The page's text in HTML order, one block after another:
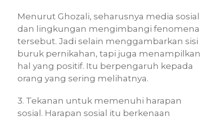
Menurut Ghozali, seharusnya media sosial
dan lingkungan mengimbangi fenomena
tersebut. Jadi selain menggambarkan sisi
buruk pernikahan, tapi juga menampilkan
hal yang positif. Itu berpengaruh kepada
orang yang sering melihatnya.
3. Tekanan untuk memenuhi harapan
sosial. Harapan sosial itu berkenaan